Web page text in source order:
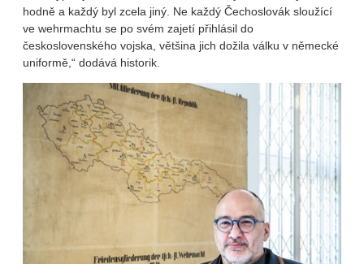
hodně a každý byl zcela jiný. Ne každý Čechoslovák sloužící
ve wehrmachtu se po svém zajetí přihlásil do
československého vojska, většina jich dožila válku v německé
uniformě,“ dodává historik.